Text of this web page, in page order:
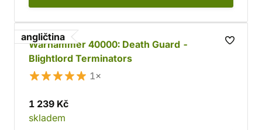
angličtina
Warhammer 40000: Death Guard -
Blightlord Terminators
1×
1 239 Kč
skladem